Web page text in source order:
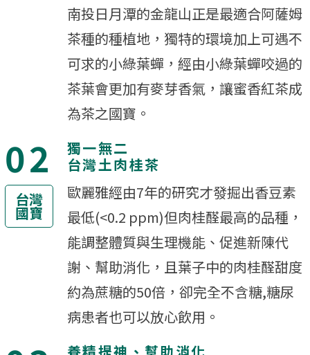
南投日月潭的金龍山正是最適合阿薩姆
茶種的種植地，獨特的環境加上可遇不
可求的小綠葉蟬，經由小綠葉蟬咬過的
茶葉會更加有麥芽香氣，讓蜜香紅茶成
為茶之國寶。
02
台灣
國寶
獨一無二
台灣土肉桂茶
歐麗雅經由7年的研究才發掘出香豆素
最低(<0.2 ppm)但肉桂醛最高的品種，
能調整體質與生理機能、促進新陳代
謝、幫助消化，且葉子中的肉桂醛甜度
約為蔗糖的50倍，卻完全不含糖,糖尿
病患者也可以放心飲用。